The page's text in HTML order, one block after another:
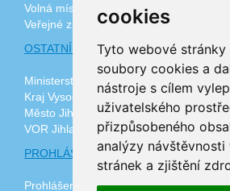
cookies
Tyto webové stránky
soubory cookies a
nástroje s cílem
uživatelského
přizpůsobeného
analýzy návštěvnosti
stránek a zjištění
Volná místa
Veřejné zakázky
OSTATNÍ ODKAZY
Ministerstvo zdravotnictví ČR
Kraj Vysočina
Město Jihlava
VOR Jihlava, z.ú.
PROHLÁŠENÍ O PŘÍSTUPNOSTI
Prohlášení o přístupnosti